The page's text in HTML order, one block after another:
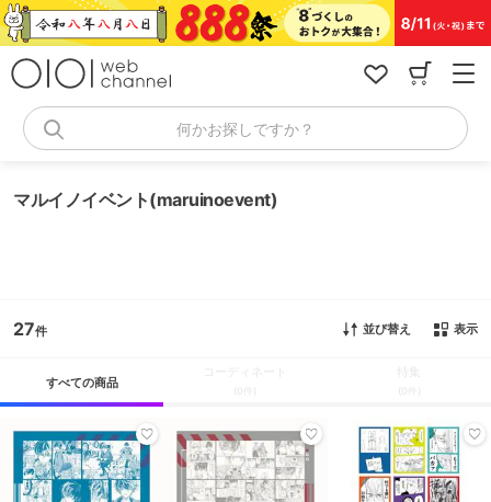
コ
ン
何かお探しですか？
マルイノイベント(maruinoevent)
27 並び替え 表示
すべての商品
(0件) (0件)